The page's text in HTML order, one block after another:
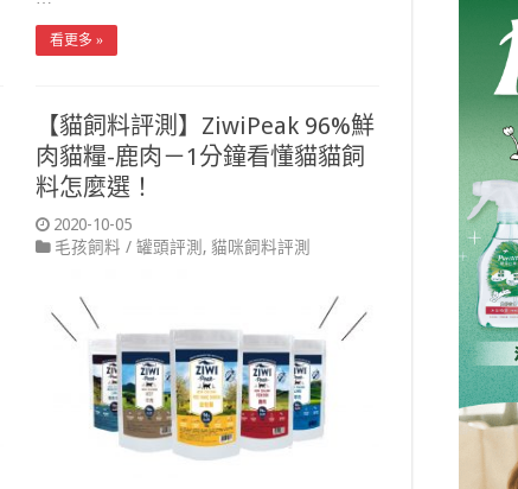
看更多 »
【貓飼料評測】ZiwiPeak 96%鮮
肉貓糧-鹿肉－1分鐘看懂貓貓飼
料怎麼選！
2020-10-05
毛孩飼料 / 罐頭評測 , 貓咪飼料評測